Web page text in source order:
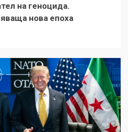
на геноцида.
нова епоха